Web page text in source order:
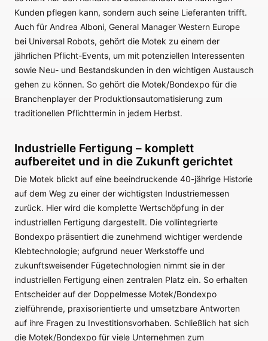
Kunden pflegen kann, sondern auch seine Lieferanten trifft.
Auch für Andrea Alboni, General Manager Western Europe
bei Universal Robots, gehört die Motek zu einem der
jährlichen Pflicht-Events, um mit potenziellen Interessenten
sowie Neu- und Bestandskunden in den wichtigen Austausch
gehen zu können. So gehört die Motek/Bondexpo für die
Branchenplayer der Produktionsautomatisierung zum
traditionellen Pflichttermin in jedem Herbst.
Industrielle Fertigung – komplett
aufbereitet und in die Zukunft gerichtet
Die Motek blickt auf eine beeindruckende 40-jährige Historie
auf dem Weg zu einer der wichtigsten Industriemessen
zurück. Hier wird die komplette Wertschöpfung in der
industriellen Fertigung dargestellt. Die vollintegrierte
Bondexpo präsentiert die zunehmend wichtiger werdende
Klebtechnologie; aufgrund neuer Werkstoffe und
zukunftsweisender Fügetechnologien nimmt sie in der
industriellen Fertigung einen zentralen Platz ein. So erhalten
Entscheider auf der Doppelmesse Motek/Bondexpo
zielführende, praxisorientierte und umsetzbare Antworten
auf ihre Fragen zu Investitionsvorhaben. Schließlich hat sich
die Motek/Bondexpo für viele Unternehmen zum